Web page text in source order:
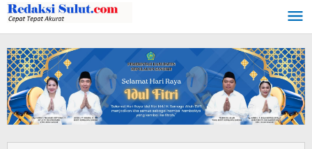
Lewati
ke
konten